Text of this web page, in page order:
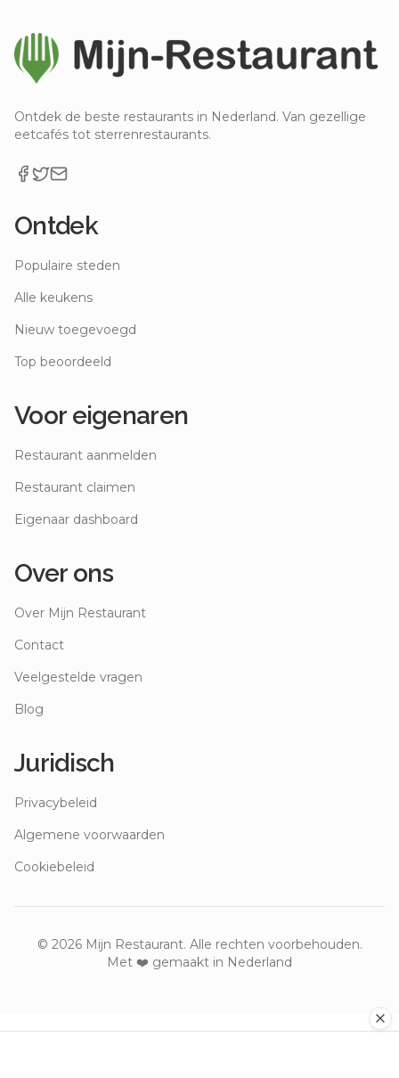
Ontdek de beste restaurants in Nederland. Van gezellige
eetcafés tot sterrenrestaurants.
Ontdek
Populaire steden
Alle keukens
Nieuw toegevoegd
Top beoordeeld
Voor eigenaren
Restaurant aanmelden
Restaurant claimen
Eigenaar dashboard
Over ons
Over Mijn Restaurant
Contact
Veelgestelde vragen
Blog
Juridisch
Privacybeleid
Algemene voorwaarden
Cookiebeleid
© 2026Mijn Restaurant. Alle rechten voorbehouden.
Met ❤️ gemaakt in Nederland